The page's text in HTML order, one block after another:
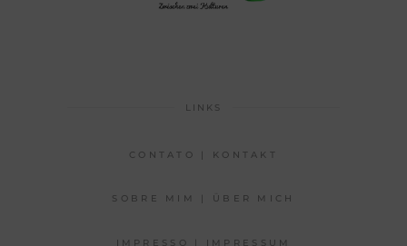
LINKS
CONTATO | KONTAKT
SOBRE MIM | ÜBER MICH
IMPRESSO | IMPRESSUM